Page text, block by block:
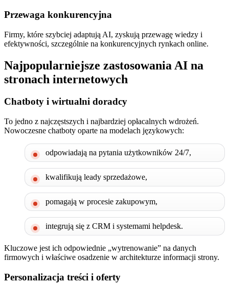
Przewaga konkurencyjna
Firmy, które szybciej adaptują AI, zyskują przewagę wiedzy i
efektywności, szczególnie na konkurencyjnych rynkach online.
Najpopularniejsze zastosowania AI na
stronach internetowych
Chatboty i wirtualni doradcy
To jedno z najczęstszych i najbardziej opłacalnych wdrożeń.
Nowoczesne chatboty oparte na modelach językowych:
odpowiadają na pytania użytkowników 24/7,
kwalifikują leady sprzedażowe,
pomagają w procesie zakupowym,
integrują się z CRM i systemami helpdesk.
Kluczowe jest ich odpowiednie „wytrenowanie” na danych
firmowych i właściwe osadzenie w architekturze informacji strony.
Personalizacja treści i oferty